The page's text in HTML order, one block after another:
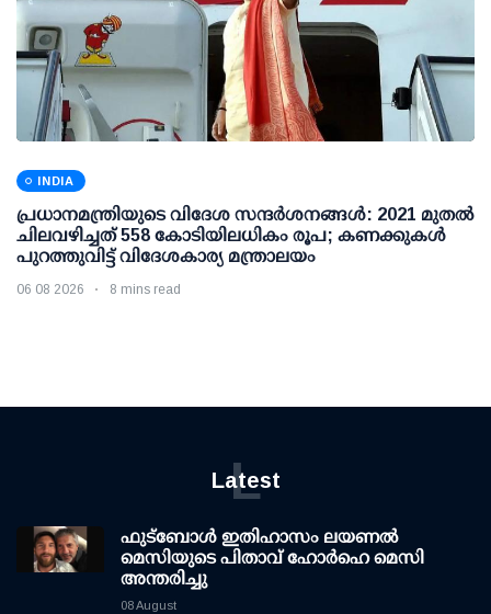
INDIA
പ്രധാനമന്ത്രിയുടെ വിദേശ സന്ദർശനങ്ങൾ: 2021 മുതൽ
ചിലവഴിച്ചത് 558 കോടിയിലധികം രൂപ; കണക്കുകൾ
പുറത്തുവിട്ട് വിദേശകാര്യ മന്ത്രാലയം
06 08 2026 8 mins read
Latest
L
ഫുട്ബോൾ ഇതിഹാസം ലയണൽ
മെസിയുടെ പിതാവ് ഹോർഹെ മെസി
അന്തരിച്ചു
08 August